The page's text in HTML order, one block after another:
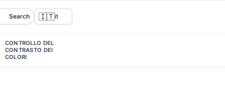
Search 🇮🇹it
CONTROLLO DEL
CONTRASTO DEI
COLORI